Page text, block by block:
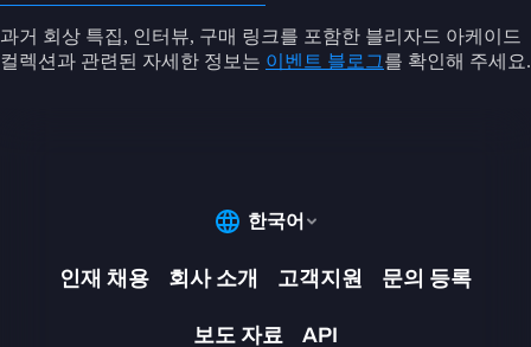
과거 회상 특집, 인터뷰, 구매 링크를 포함한 블리자드 아케이드
컬렉션과 관련된 자세한 정보는 이벤트 블로그를 확인해 주세요.